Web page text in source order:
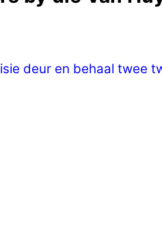
deur en behaal twee